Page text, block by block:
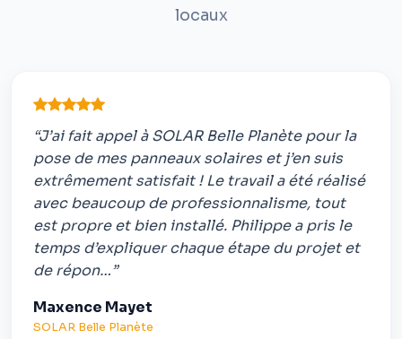
locaux
“J’ai fait appel à SOLAR Belle Planète pour la
pose de mes panneaux solaires et j’en suis
extrêmement satisfait ! Le travail a été réalisé
avec beaucoup de professionnalisme, tout
est propre et bien installé. Philippe a pris le
temps d’expliquer chaque étape du projet et
de répon…”
Maxence Mayet
SOLAR Belle Planète